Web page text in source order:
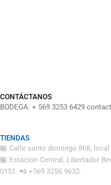
CONTÁCTANOS
BODEGA: + 569 3253 6429
TIENDAS
🏪 Calle santo domingo 868, local
🏪 Estación Central, Libertador
0151. 📲 +569 3256 9633.